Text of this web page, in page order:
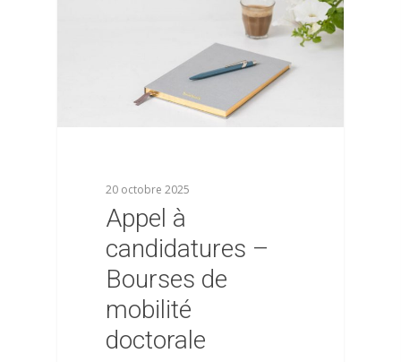
20 octobre 2025
Appel à
candidatures –
Bourses de
mobilité
doctorale